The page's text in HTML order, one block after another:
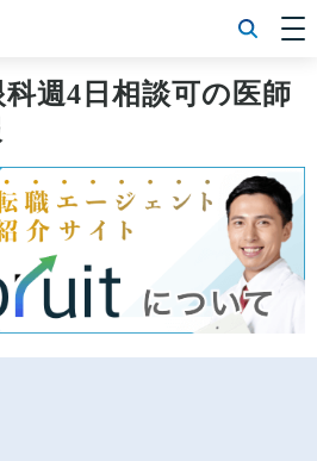
] 科目から探す
] 特徴から探す
] エリアから探す
] 科目から探す
医師転職特集
について
運営者情報
イバシーポリシー
週4日相談可の医師